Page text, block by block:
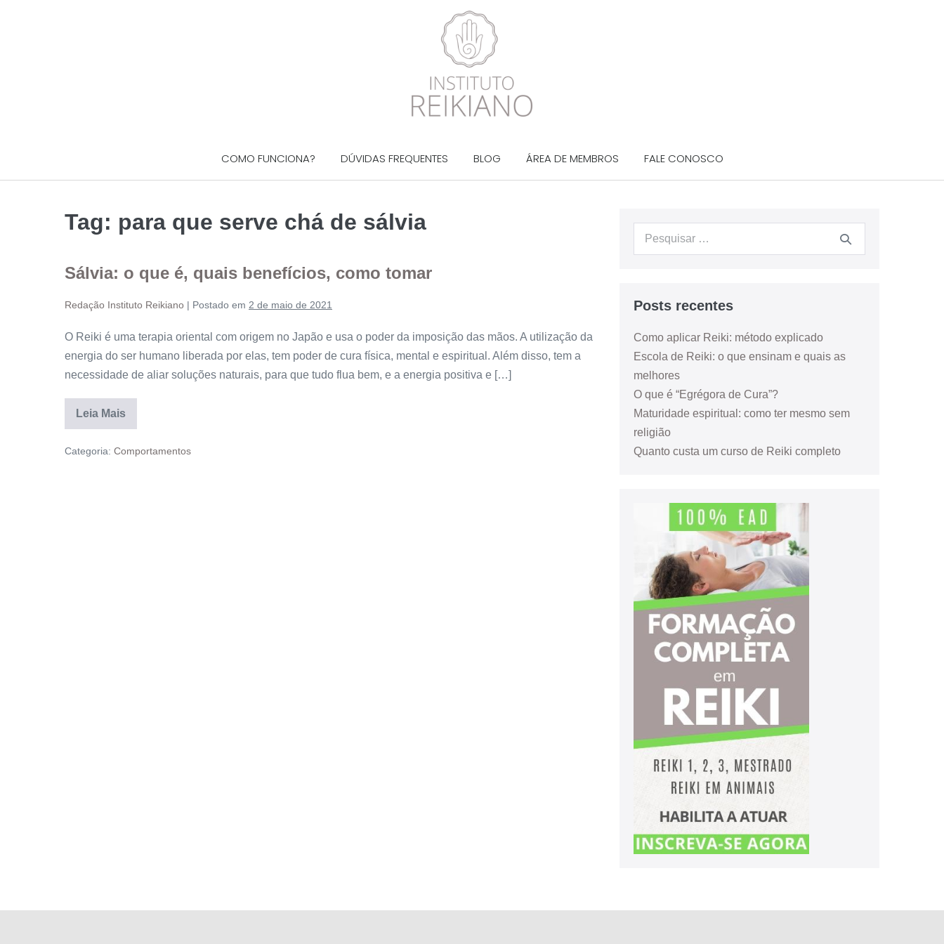
COMO FUNCIONA? DÚVIDAS FREQUENTES BLOG ÁREA DE MEMBROS FALE CONOSCO
Tag: para que serve chá de sálvia
Sálvia: o que é, quais benefícios, como tomar
Redação Instituto Reikiano | Postado em 2 de maio de 2021
O Reiki é uma terapia oriental com origem no Japão e usa o poder da imposição das mãos. A utilização da
energia do ser humano liberada por elas, tem poder de cura física, mental e espiritual. Além disso, tem a
necessidade de aliar soluções naturais, para que tudo flua bem, e a energia positiva e […]
Leia Mais
Categoria: Comportamentos
Posts recentes
Como aplicar Reiki: método explicado
Escola de Reiki: o que ensinam e quais as
melhores
O que é “Egrégora de Cura”?
Maturidade espiritual: como ter mesmo sem
religião
Quanto custa um curso de Reiki completo